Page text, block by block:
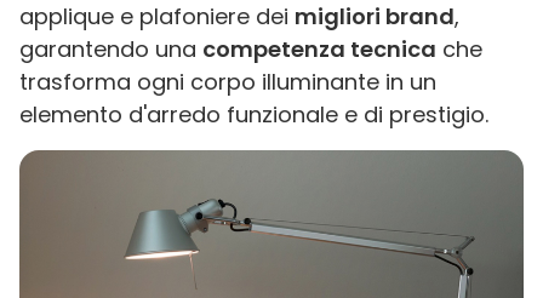
applique e plafoniere dei migliori brand,
garantendo una competenza tecnica che
trasforma ogni corpo illuminante in un
elemento d'arredo funzionale e di prestigio.